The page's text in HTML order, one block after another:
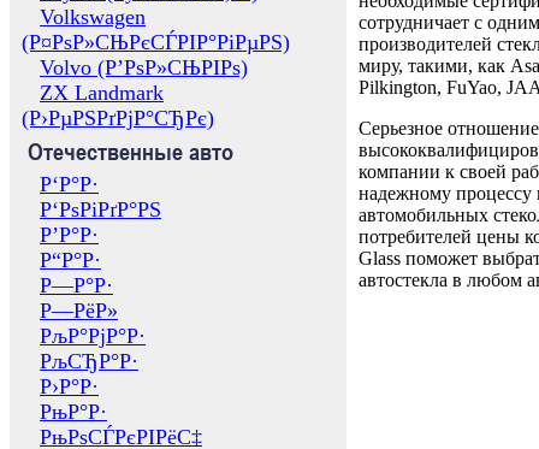
Volkswagen
(Р¤РѕР»СЊРєСЃРІР°РіРµРЅ)
Volvo (Р’РѕР»СЊРІРѕ)
ZX Landmark
(Р›РµРЅРґРјР°СЂРє)
Отечественные авто
Р‘Р°Р·
Р‘РѕРіРґР°РЅ
Р’Р°Р·
Р“Р°Р·
Р—Р°Р·
Р—РёР»
РљР°РјР°Р·
РљСЂР°Р·
Р›Р°Р·
РњР°Р·
РњРѕСЃРєРІРёС‡
сотрудничает с
производителей
миру, такими, как
Pilkington, FuYao,
Серьезное отношение
компании к своей
надежному процессу
автомобильных
потребителей цены
Glass поможет
автостекла в любом